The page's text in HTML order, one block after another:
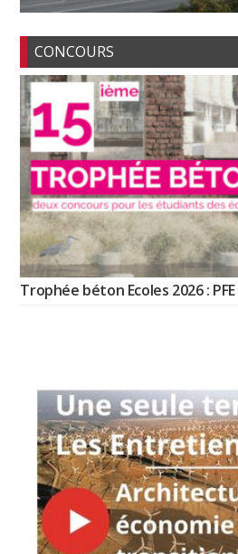
CONCOURS
Trophée béton Ecoles 2026 :